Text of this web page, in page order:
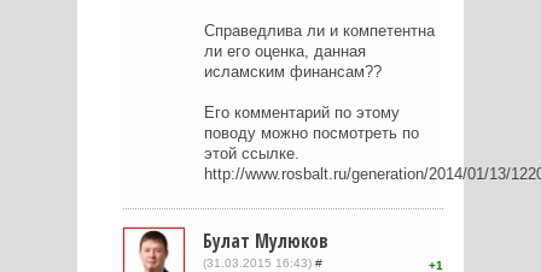
Справедлива ли и компетентна
ли его оценка, данная
исламским финансам??
Его комментарий по этому
поводу можно посмотреть по
этой ссылке.
http://www.rosbalt.ru/generation/2014/01/13/
Булат Мулюков
(31.03.2015 16:43) # 1